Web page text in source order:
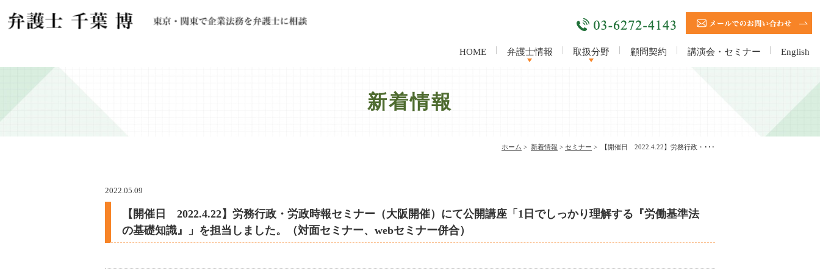
HOME 弁護士情報
事務所案内
弁護士費用 取扱分野
企業の業務
労働問題
独占禁止
企業間紛
情報漏え
顧問契約 講演会・セミナー English
新着情報
ホーム > 新着情報 > セミナー > 【開催日 2022.4.22】労務行政・･･･
2022.05.09
【開催日 2022.4.22】労務行政・労政時報セミナー（大阪開催）にて公開講座「1日でしっかり理解する『労働基準法
の基礎知識』」を担当しました。（対面セミナー、webセミナー併合）